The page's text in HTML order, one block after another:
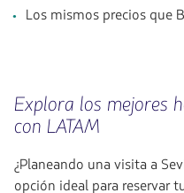
Los mismos precios que
Explora los mejores
con LATAM
¿Planeando una visita a
opción ideal para reservar